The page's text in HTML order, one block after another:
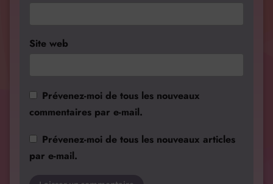
Site web
Prévenez-moi de tous les nouveaux
commentaires par e-mail.
Prévenez-moi de tous les nouveaux articles
par e-mail.